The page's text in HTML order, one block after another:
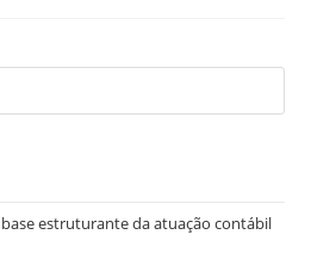
estruturante da atuação contábil